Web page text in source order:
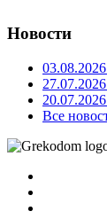
Новости
03.08.2026
27.07.2026
20.07.2026
Все